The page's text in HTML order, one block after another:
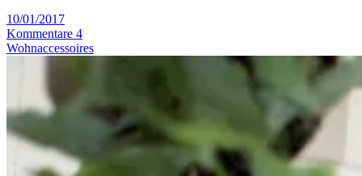
10/01/2017
Kommentare 4
Wohnaccessoires